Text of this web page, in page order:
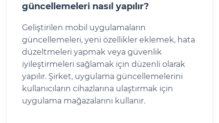
güncellemeleri nasıl yapılır?
Geliştirilen mobil uygulamaların
güncellemeleri, yeni özellikler eklemek, hata
düzeltmeleri yapmak veya güvenlik
iyileştirmeleri sağlamak için düzenli olarak
yapılır. Şirket, uygulama güncellemelerini
kullanıcıların cihazlarına ulaştırmak için
uygulama mağazalarını kullanır.